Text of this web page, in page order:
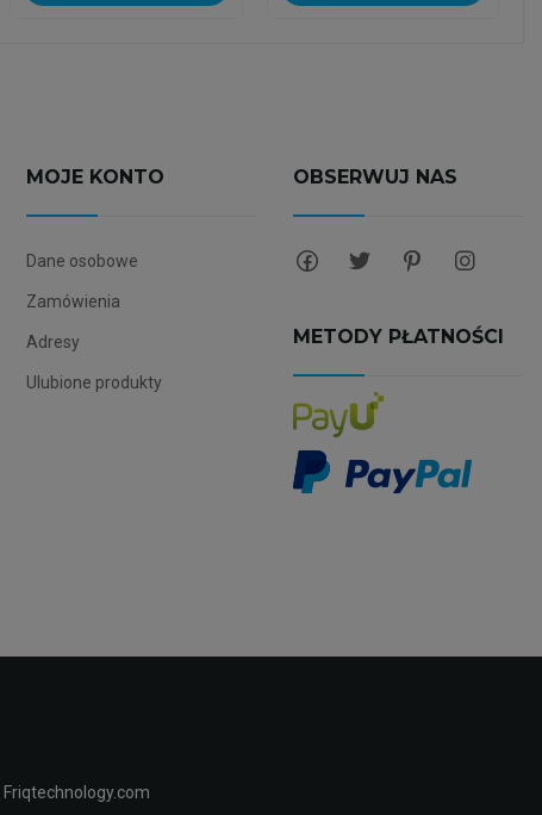
MOJE KONTO
Dane osobowe
Zamówienia
Adresy
Ulubione produkty
OBSERWUJ NAS
METODY PŁATNOŚCI
Friqtechnology.com